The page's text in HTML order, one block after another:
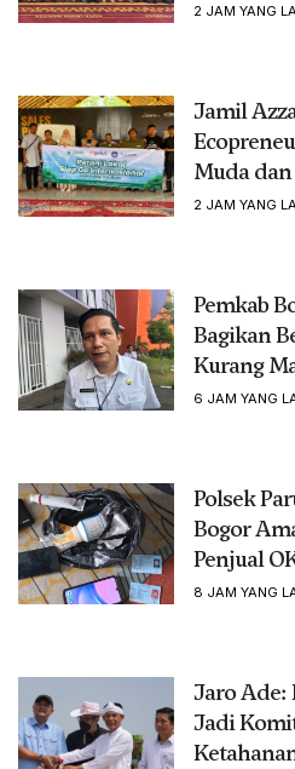
2 JAM YANG
Jamil
Muda
2 JAM YANG
Pemkab
Bagikan
Kurang
6 JAM YANG
Polsek
Bogor
Penjual
8 JAM YANG
Jaro Ade:
Jadi